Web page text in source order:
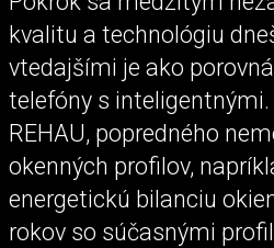
kvalitu a technológiu
vtedajšími je ako
telefóny s
REHAU, popredného
okenných profilov,
energetickú bilanciu
rokov so súčasnými